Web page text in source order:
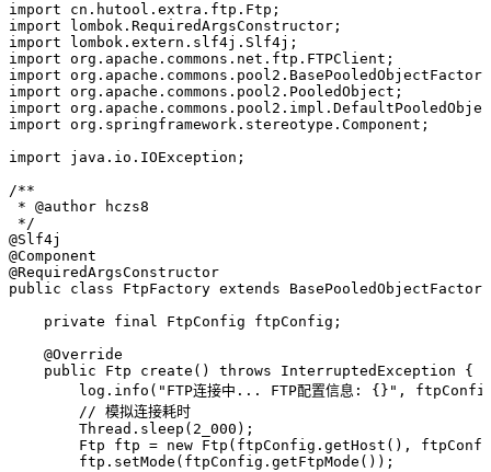
import cn . hutool . extra . ftp . Ftp ;
import lombok . RequiredArgsConstructor ;
import lombok . extern . slf4j . Slf4j ;
import org . apache . commons . net . ftp . FTPClient ;
import org . apache . commons . pool2 . BasePooledObjectFactory
import org . apache . commons . pool2 . PooledObject ;
import org . apache . commons . pool2 . impl .
import org . springframework . stereotype . Component ;
import java . io . IOException ;
/**
* @author hczs8
*/
@Slf4j
@Component
@RequiredArgsConstructor
public class FtpFactory extends BasePooledObjectFactory
    private
final FtpConfig ftpConfig ;
    @
Override
    public
Ftp create () throws InterruptedException {
        log
. info ( " FTP连接中... FTP配置信息: {} " ,
        // 模拟连接耗时
        Thread
. sleep ( 2_000 ) ;
        Ftp
ftp = new Ftp ( ftpConfig . getHost () ,
        ftp
. setMode ( ftpConfig . getFtpMode ()) ;